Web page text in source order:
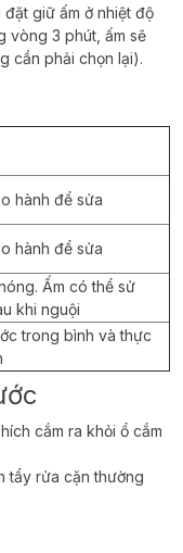
giữ ấm ở nhiệt độ
vòng 3 phút, ấm sẽ
cần phải chọn lại).
hành để sửa
hành để sửa
Ấm có thể sử
khi nguội
trong bình và thực
cắm ra khỏi ổ cắm
tẩy rửa cặn thường